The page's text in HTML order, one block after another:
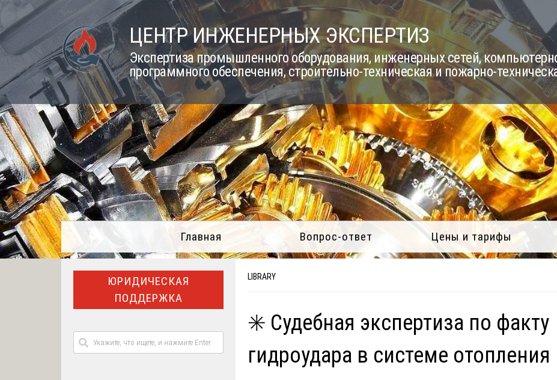
Skip
to
content
ЦЕНТР ИНЖЕНЕРНЫХ ЭКСПЕРТИЗ
Экспертиза промышленного оборудования, инженерных сетей,
программного обеспечения, строительно-техническая и пожарно-
Главная Вопрос-ответ Цены и тарифы
LIBRARY
✳️ Судебная экспертиза по факту
гидроудара в системе отопления
ЮРИДИЧЕСКАЯ
ПОДДЕРЖКА